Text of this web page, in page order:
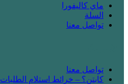
ماي كاليفورا
السلة
تواصل معنا
تواصل معنا
كابتن؟ – خرائط استلام الطلبات